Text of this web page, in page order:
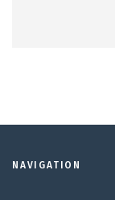
NAVIGATION